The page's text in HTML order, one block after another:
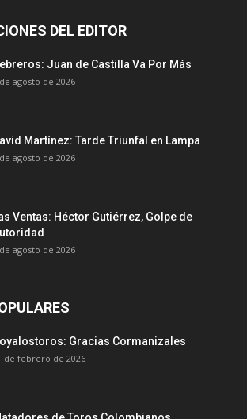
DEL EDITOR
Juan de Castilla Va Por Más
agosto de 2026
Martínez: Tarde Triunfal en Lampa
agosto de 2026
Ventas: Héctor Gutiérrez, Golpe de
agosto de 2026
Gracias Cormanizales
de febrero de 2026